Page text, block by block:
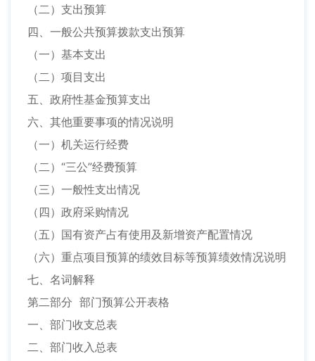
（二）支出预算
四、一般公共预算拨款支出预算
（一）基本支出
（二）项目支出
五、政府性基金预算支出
六、其他重要事项的情况说明
（一）机关运行经费
（二）“三公”经费预算
（三）一般性支出情况
（四）政府采购情况
（五）国有资产占有使用及新增资产配置情况
（六）重点项目预算的绩效目标等预算绩效情况说明
七、名词解释
第二部分 部门预算公开表格
一、部门收支总表
二、部门收入总表